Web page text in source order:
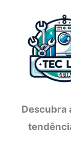
conteúdo
Descubra